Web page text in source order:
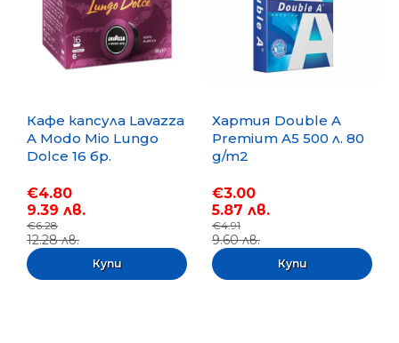
Кафе капсула Lavazza
A Modo Mio Lungo
Dolce 16 бр.
€4.80
9.39 лв.
€6.28
12.28 лв.
Хартия Double A
Premium A5 500 л. 80
g/m2
€3.00
5.87 лв.
€4.91
9.60 лв.